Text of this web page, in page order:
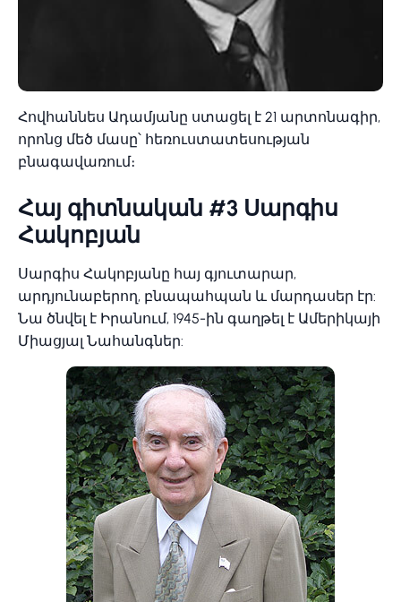
Հովհաննես Ադամյանը ստացել է 21 արտոնագիր,
որոնց մեծ մասը՝ հեռուստատեսության
բնագավառում։
Հայ գիտնական #3 Սարգիս
Հակոբյան
Սարգիս Հակոբյանը հայ գյուտարար,
արդյունաբերող, բնապահպան և մարդասեր էր:
Նա ծնվել է Իրանում, 1945-ին գաղթել է Ամերիկայի
Միացյալ Նահանգներ: